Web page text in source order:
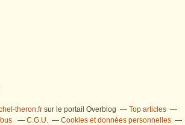
theron.fr sur le portail Overblog
Top articles
C.G.U.
Cookies et données personnelles